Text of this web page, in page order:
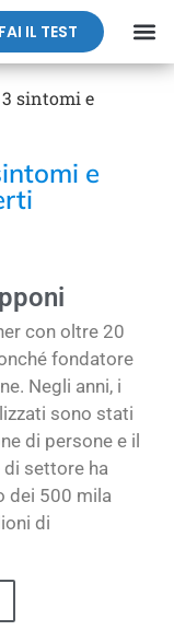
FAI IL TEST
sintomi e
e
con oltre 20
fondatore
Negli anni, i
sono stati
di persone e il
di settore ha
dei 500 mila
di